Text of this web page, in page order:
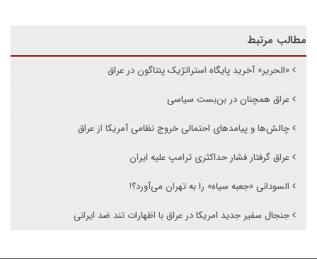
مطالب مرتبط
«الحریر» آخرید پایگاه استراتژیک پنتاگون در عراق
عراق همچنان در بن‌بست سیاسی
چالش‌ها و پیامدهای احتمالی خروج نظامی آمریکا از عراق
عراق گرفتار فشار حداکثری ترامپ علیه ایران
السودانی «جعبه سیاه» را به تهران می‌آورد؟!
جنجال سفیر جدید امریکا در عراق با اظهارات تند ضد ایرانی